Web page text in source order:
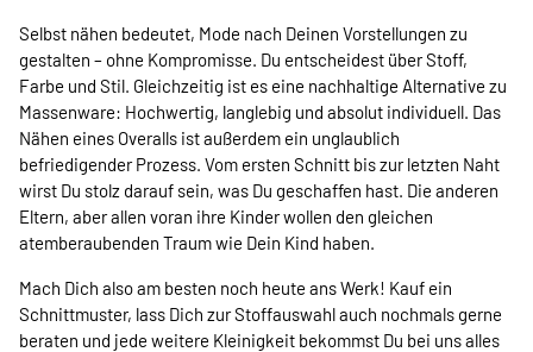
Selbst nähen bedeutet, Mode nach Deinen Vorstellungen zu
gestalten – ohne Kompromisse. Du entscheidest über Stoff,
Farbe und Stil. Gleichzeitig ist es eine nachhaltige Alternative zu
Massenware: Hochwertig, langlebig und absolut individuell. Das
Nähen eines Overalls ist außerdem ein unglaublich
befriedigender Prozess. Vom ersten Schnitt bis zur letzten Naht
wirst Du stolz darauf sein, was Du geschaffen hast. Die anderen
Eltern, aber allen voran ihre Kinder wollen den gleichen
atemberaubenden Traum wie Dein Kind haben.
Mach Dich also am besten noch heute ans Werk! Kauf ein
Schnittmuster, lass Dich zur Stoffauswahl auch nochmals gerne
beraten und jede weitere Kleinigkeit bekommst Du bei uns alles